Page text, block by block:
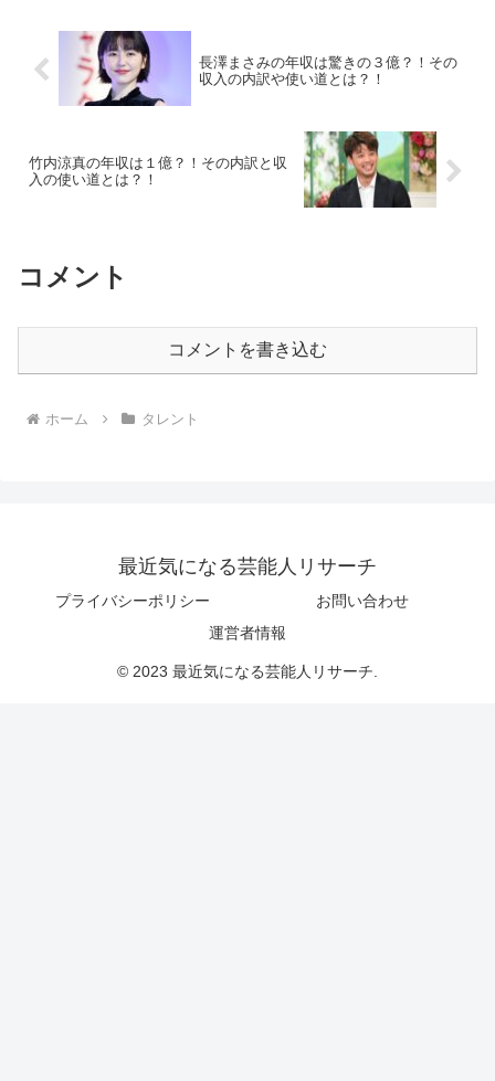
長澤まさみの年収は驚きの３億？！その
収入の内訳や使い道とは？！
竹内涼真の年収は１億？！その内訳と収
入の使い道とは？！
コメント
コメントを書き込む
ホーム タレント
最近気になる芸能人リサーチ
プライバシーポリシー
お問い合わせ
運営者情報
© 2023 最近気になる芸能人リサーチ.